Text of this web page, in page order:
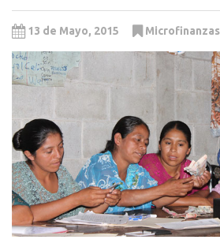
13 de Mayo, 2015